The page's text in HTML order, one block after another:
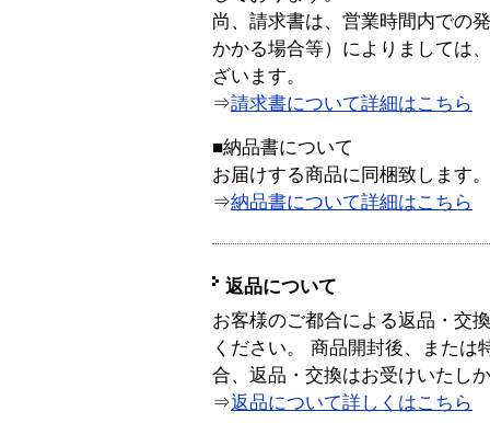
尚、請求書は、営業時間内での
かかる場合等）によりましては
ざいます。
⇒請求書について詳細はこちら
■納品書について
お届けする商品に同梱致します。
⇒納品書について詳細はこちら
返品について
お客様のご都合による返品・交
ください。 商品開封後、または
合、返品・交換はお受けいたし
⇒返品について詳しくはこちら